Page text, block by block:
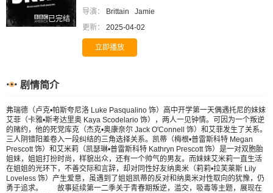
已完结
导演：
Brittain
Jamie
更新：
2025-04-02
立即播放
剧情简介
弗瑞德（卢克•帕斯夸尼洛 Luke Pasqualino 饰）高中开学第一天偶遇托尼的妹妹
艾菲（卡雅•斯考达里奥 Kaya Scodelario 饰），两人一见钟情。可因为一个叛逆
的赌约，他的死党库克（杰克•奥康奈尔 Jack O'Connell 饰）和艾菲发生了关系。
三人阴错阳差卷入一段纠结的三角选择关系。凯蒂（梅根•普雷斯科特 Megan
Prescott 饰）和艾米莉（凯瑟琳•普雷斯科特 Kathryn Prescott 饰）是一对双胞胎
姐妹，姐姐打扮时尚，样貌出众，还有一个帅气的男友。而妹妹艾米莉一直生活
在姐姐的光环下，不善交际和言辞，却对同性好友纳奥米（莉莉•拉芙莱斯 Lily
Loveless 饰）产生爱意，虽遇到了姐姐凯蒂的反对和纳奥米对性取向的犹豫，仍
勇于追求。 故事延续第一二季关于青春期叛逆，滥交，吸毒等主题，展现在